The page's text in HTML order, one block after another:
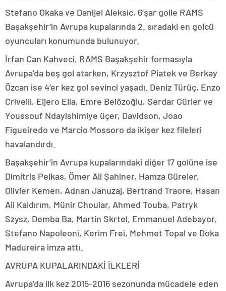
Stefano Okaka ve Danijel Aleksic, 6’şar golle RAMS
Başakşehir’in Avrupa kupalarında 2. sıradaki en golcü
oyuncuları konumunda bulunuyor.
İrfan Can Kahveci, RAMS Başakşehir formasıyla
Avrupa’da beş gol atarken, Krzysztof Piatek ve Berkay
Özcan ise 4’er kez gol sevinci yaşadı. Deniz Türüç, Enzo
Crivelli, Eljero Elia, Emre Belözoğlu, Serdar Gürler ve
Youssouf Ndayishimiye üçer, Davidson, Joao
Figueiredo ve Marcio Mossoro da ikişer kez fileleri
havalandırdı.
Başakşehir’in Avrupa kupalarındaki diğer 17 golüne ise
Dimitris Pelkas, Ömer Ali Şahiner, Hamza Güreler,
Olivier Kemen, Adnan Januzaj, Bertrand Traore, Hasan
Ali Kaldırım, Münir Chouiar, Ahmed Touba, Patryk
Szysz, Demba Ba, Martin Skrtel, Emmanuel Adebayor,
Stefano Napoleoni, Kerim Frei, Mehmet Topal ve Doka
Madureira imza attı.
AVRUPA KUPALARINDAKİ İLKLERİ
Avrupa’da ilk kez 2015-2016 sezonunda mücadele eden